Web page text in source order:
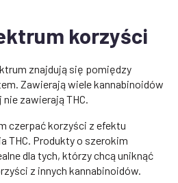
korzyści
znajdują się pomiędzy
Zawierają wiele kannabinoidów
zawierają THC.
czerpać korzyści z efektu
THC. Produkty o szerokim
dla tych, którzy chcą uniknąć
z innych kannabinoidów.